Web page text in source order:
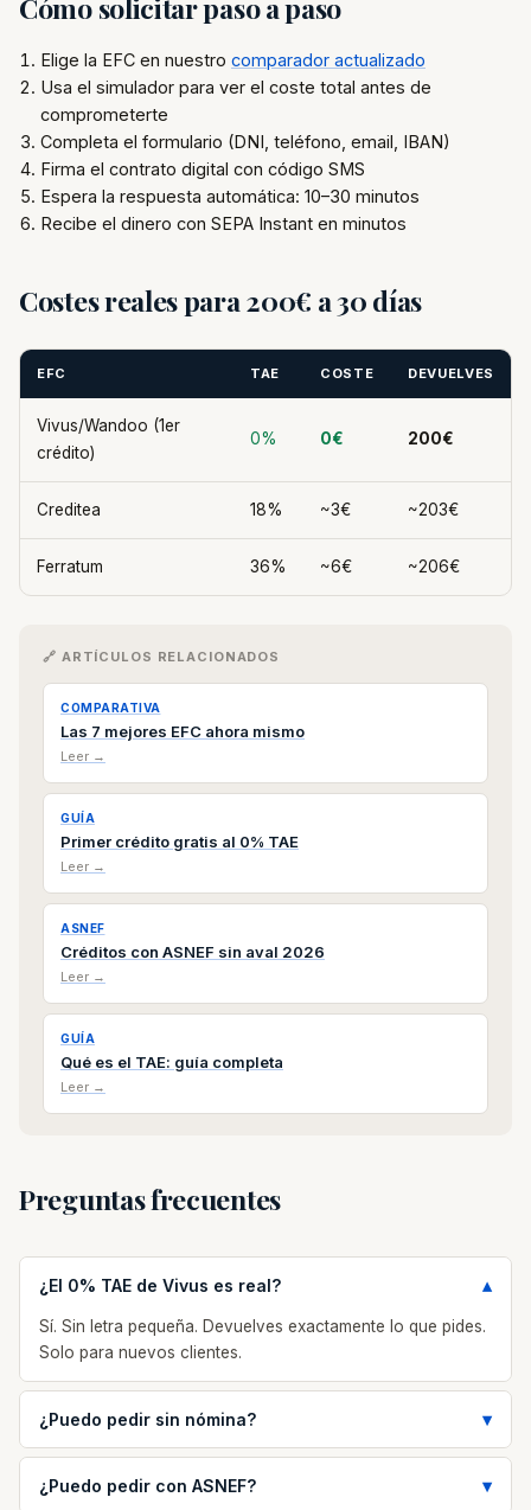
Cómo solicitar paso a paso
Elige la EFC en nuestro comparador actualizado
Usa el simulador para ver el coste total antes de
comprometerte
Completa el formulario (DNI, teléfono, email, IBAN)
Firma el contrato digital con código SMS
Espera la respuesta automática: 10–30 minutos
Recibe el dinero con SEPA Instant en minutos
Costes reales para 200€ a 30 días
EFC TAE COSTE DEVUELVES
Vivus/Wandoo (1er
crédito)
0% 0€ 200€
Creditea 18% ~3€ ~203€
Ferratum 36% ~6€ ~206€
🔗 ARTÍCULOS RELACIONADOS
COMPARATIVA
Las 7 mejores EFC ahora mismo
Leer →
GUÍA
Primer crédito gratis al 0% TAE
Leer →
ASNEF
Créditos con ASNEF sin aval 2026
Leer →
GUÍA
Qué es el TAE: guía completa
Leer →
Preguntas frecuentes
¿El 0% TAE de Vivus es real?
Sí. Sin letra pequeña. Devuelves exactamente lo que pides.
Solo para nuevos clientes.
¿Puedo pedir sin nómina?
¿Puedo pedir con ASNEF?